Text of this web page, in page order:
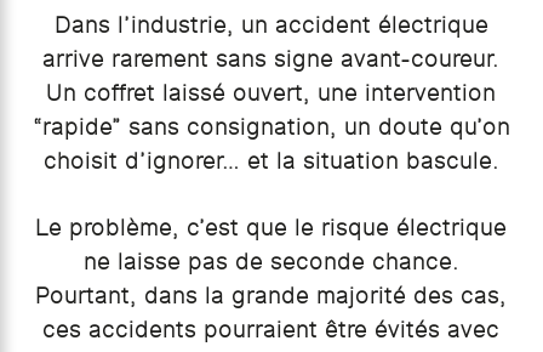
Dans l’industrie, un accident électrique
arrive rarement sans signe avant-coureur.
Un coffret laissé ouvert, une intervention
“rapide” sans consignation, un doute qu’on
choisit d’ignorer… et la situation bascule.
Le problème, c’est que le risque électrique
ne laisse pas de seconde chance.
Pourtant, dans la grande majorité des cas,
ces accidents pourraient être évités avec